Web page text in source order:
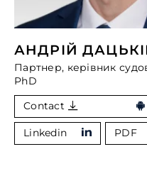
АНДРІЙ
Партнер, керівник
PhD
Contact
Linkedin PDF